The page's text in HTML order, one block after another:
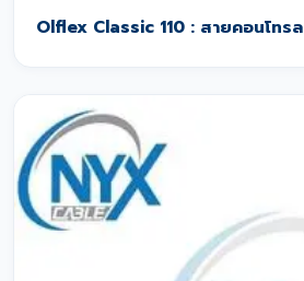
Olflex Classic 110 : สายคอนโทรล